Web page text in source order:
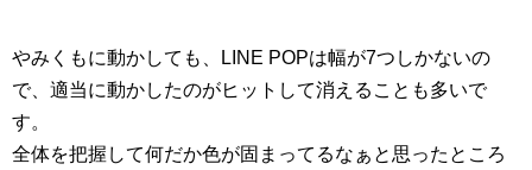
やみくもに動かしても、LINE POPは幅が7つしかないの
で、適当に動かしたのがヒットして消えることも多いで
す。
全体を把握して何だか色が固まってるなぁと思ったところ